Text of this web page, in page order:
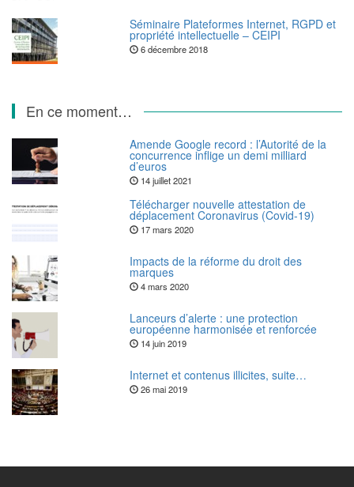
Séminaire Plateformes Internet, RGPD et
propriété intellectuelle – CEIPI
6 décembre 2018
En ce moment…
Amende Google record : l’Autorité de la
concurrence inflige un demi milliard
d’euros
14 juillet 2021
Télécharger nouvelle attestation de
déplacement Coronavirus (Covid-19)
17 mars 2020
Impacts de la réforme du droit des
marques
4 mars 2020
Lanceurs d’alerte : une protection
européenne harmonisée et renforcée
14 juin 2019
Internet et contenus illicites, suite…
26 mai 2019